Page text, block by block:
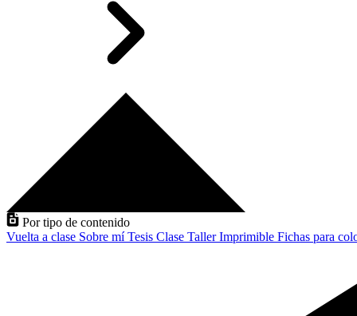
Por tipo de contenido
Vuelta a clase Sobre míTesis Clase TallerImprimible Fichas para